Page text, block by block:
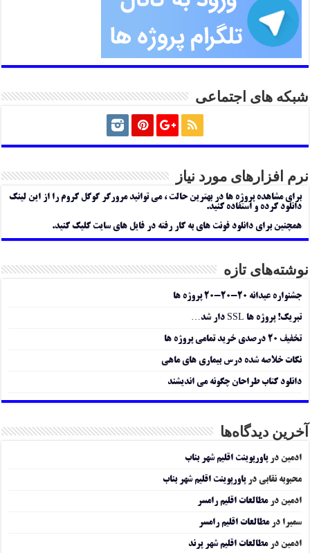
شبکه های اجتماعی
نرم افزارهای مورد نیاز
برای مشاهده پروژه ها در بهترین حالت ، می توانید مرورگر گوگل کروم را از این لینک
دانلود کرده و استفاده کنید.
همچنین برای دانلود فونت های به کار رفته در فایل های سایت کلیک کنید.
نوشته‌های تازه
جشنواره عیدانه ۲۰-۲۰-۲۰ پروژه ها
تبریک! پروژه ها SSL دار شد…
تخفیف ۲۰ درصدی خرید تمامی پروژه ها
نکات خلاصه شده درس بیماری های ماهی
دانلود کتاب طراحان چگونه می اندیشند
آخرین دیدگاه‌ها
ادمین درپاورپوینت اقلیم شهر بناب
محبوبه نقابی درپاورپوینت اقلیم شهر بناب
ادمین درمطالعات اقلیم رامسر
سمیرا درمطالعات اقلیم رامسر
ادمین درمطالعات اقلیم شهر پرند